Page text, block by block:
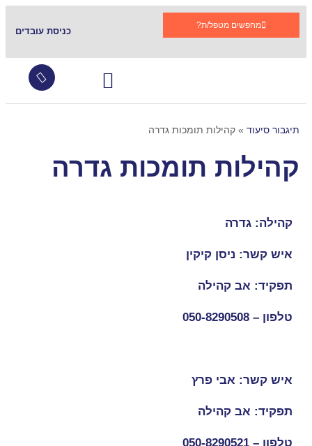
מחפשים מטפל/ת?
כניסת עובדים
תיגבור סיעוד » קהילות תומכות גדרה
קהילות תומכות גדרה
קהילה: גדרה
איש קשר: ניסן קיקין
תפקיד: אב קהילה
טלפון – 050-8290508
איש קשר: אבי פרץ
תפקיד: אב קהילה
טלפון – 050-8290521